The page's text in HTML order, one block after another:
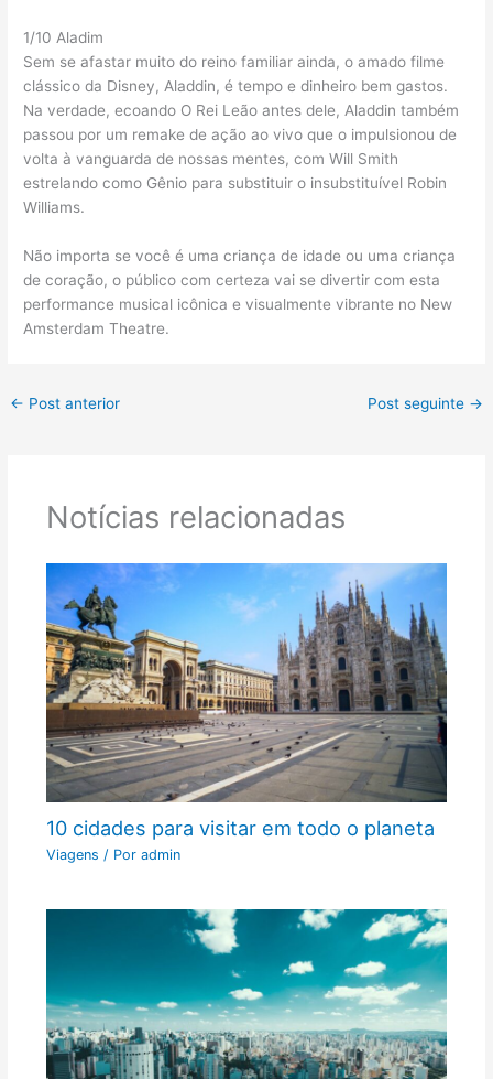
1/10 Aladim
Sem se afastar muito do reino familiar ainda, o amado filme
clássico da Disney, Aladdin, é tempo e dinheiro bem gastos.
Na verdade, ecoando O Rei Leão antes dele, Aladdin também
passou por um remake de ação ao vivo que o impulsionou de
volta à vanguarda de nossas mentes, com Will Smith
estrelando como Gênio para substituir o insubstituível Robin
Williams.
Não importa se você é uma criança de idade ou uma criança
de coração, o público com certeza vai se divertir com esta
performance musical icônica e visualmente vibrante no New
Amsterdam Theatre.
← Post anterior Post seguinte →
Notícias relacionadas
10 cidades para visitar em todo o planeta
Viagens / Por admin